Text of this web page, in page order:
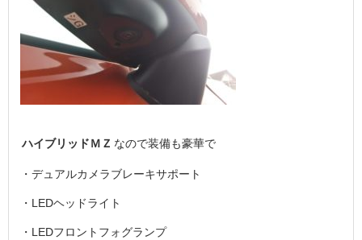
ハイブリッドＭＺ なので装備も豪華で
・デュアルカメラブレーキサポート
・LEDヘッドライト
・LEDフロントフォグランプ